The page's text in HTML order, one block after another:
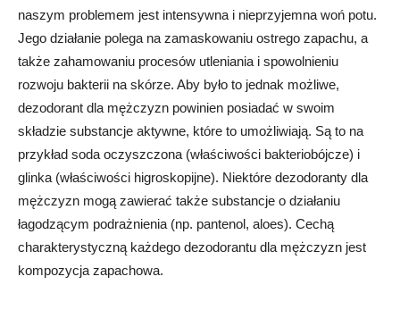
naszym problemem jest intensywna i nieprzyjemna woń potu.
Jego działanie polega na zamaskowaniu ostrego zapachu, a
także zahamowaniu procesów utleniania i spowolnieniu
rozwoju bakterii na skórze. Aby było to jednak możliwe,
dezodorant dla mężczyzn powinien posiadać w swoim
składzie substancje aktywne, które to umożliwiają. Są to na
przykład soda oczyszczona (właściwości bakteriobójcze) i
glinka (właściwości higroskopijne). Niektóre dezodoranty dla
mężczyzn mogą zawierać także substancje o działaniu
łagodzącym podrażnienia (np. pantenol, aloes). Cechą
charakterystyczną każdego dezodorantu dla mężczyzn jest
kompozycja zapachowa.